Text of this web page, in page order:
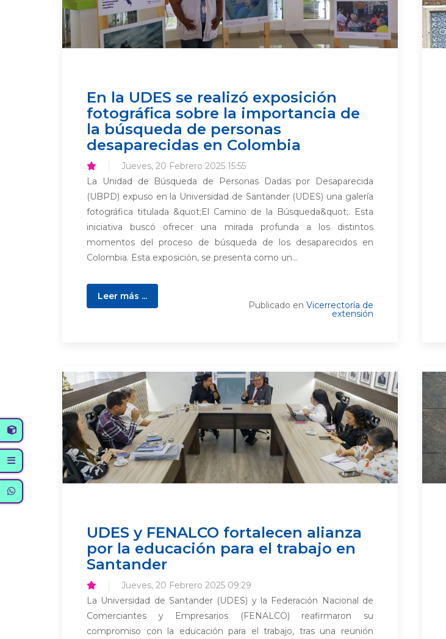
En la UDES se realizó exposición
fotográfica sobre la importancia de
la búsqueda de personas
desaparecidas en Colombia
Jueves, 20 Febrero 2025 15:55
La Unidad de Búsqueda de Personas Dadas por Desaparecida
(UBPD) expuso en la Universidad de Santander (UDES) una galería
fotográfica titulada &quot;El Camino de la Búsqueda&quot;. Esta
iniciativa buscó ofrecer una mirada profunda a los distintos
momentos del proceso de búsqueda de los desaparecidos en
Colombia. Esta exposición, se presenta como un...
Leer más ...
Publicado en Vicerrectoría de
extensión
UDES y FENALCO fortalecen alianza
por la educación para el trabajo en
Santander
Jueves, 20 Febrero 2025 09:29
La Universidad de Santander (UDES) y la Federación Nacional de
Comerciantes y Empresarios (FENALCO) reafirmaron su
compromiso con la educación para el trabajo, tras una reunión